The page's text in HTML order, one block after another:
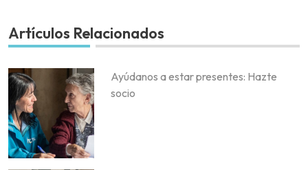
Artículos Relacionados
Ayúdanos a estar presentes: Hazte
socio